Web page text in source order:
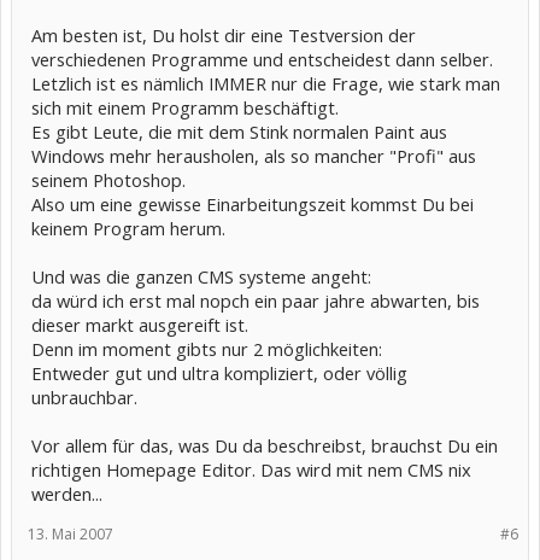
Am besten ist, Du holst dir eine Testversion der
verschiedenen Programme und entscheidest dann selber.
Letzlich ist es nämlich IMMER nur die Frage, wie stark man
sich mit einem Programm beschäftigt.
Es gibt Leute, die mit dem Stink normalen Paint aus
Windows mehr herausholen, als so mancher "Profi" aus
seinem Photoshop.
Also um eine gewisse Einarbeitungszeit kommst Du bei
keinem Program herum.
Und was die ganzen CMS systeme angeht:
da würd ich erst mal nopch ein paar jahre abwarten, bis
dieser markt ausgereift ist.
Denn im moment gibts nur 2 möglichkeiten:
Entweder gut und ultra kompliziert, oder völlig
unbrauchbar.
Vor allem für das, was Du da beschreibst, brauchst Du ein
richtigen Homepage Editor. Das wird mit nem CMS nix
werden...
#6
13. Mai 2007